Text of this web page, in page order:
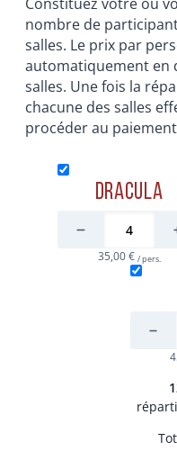
nombre de
salles. Le prix par
automatiquement en
salles. Une fois la
chacune des salles
procéder au
Dracula
35,00 € / pers.